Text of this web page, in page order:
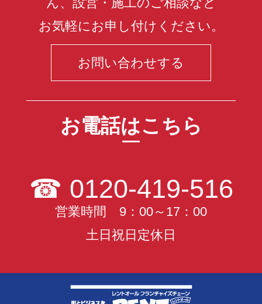
お気軽にお申し付けください。
お問い合わせする
お電話はこちら
☎ 0120-419-516
営業時間 9：00～17：00
土日祝日定休日